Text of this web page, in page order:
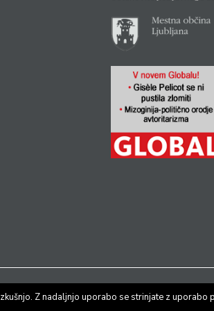
Z nadaljnjo uporabo se strinjate z uporabo